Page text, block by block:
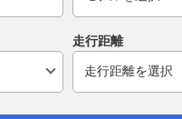
走行距離